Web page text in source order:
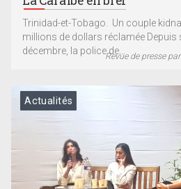
Trinidad-et-Tobago. Un couple
millions de dollars réclamée Depuis
décembre, la police de...Revue de presse
Actualités